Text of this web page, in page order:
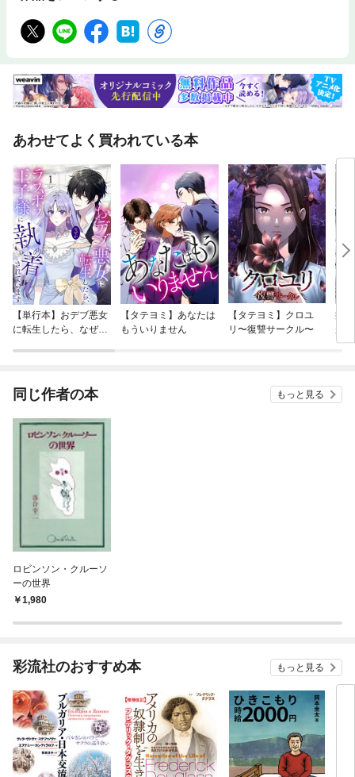
あわせてよく買われている本
【単行本】おデブ悪女
に転生したら、なぜか
【タテヨミ】あなたは
もういりません
【タテヨミ】クロユ
リ〜復讐サークル〜
病
が
ぎ
同じ作者の本 もっと見る
ロビンソン・クルーソ
ーの世界
1,980
彩流社のおすすめ本 もっと見る